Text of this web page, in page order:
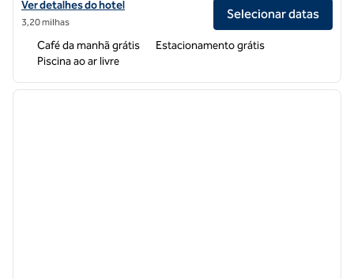
Exibir detalhes do hotel Hampton Inn & Suites Orlando-North/
Ver detalhes do hotel
3,20 milhas
Selecionar datas
Café da manhã grátis
Estacionamento grátis
Piscina ao ar livre
1 de 11